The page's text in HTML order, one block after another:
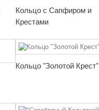
Кольцо с Сапфиром и
Крестами
Кольцо "Золотой Крест"